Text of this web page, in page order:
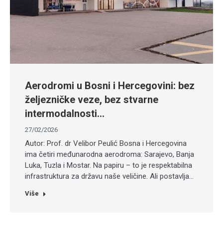
Aerodromi u Bosni i Hercegovini: bez
željezničke veze, bez stvarne
intermodalnosti…
27/02/2026
Autor: Prof. dr Velibor Peulić Bosna i Hercegovina
ima četiri međunarodna aerodroma: Sarajevo, Banja
Luka, Tuzla i Mostar. Na papiru – to je respektabilna
infrastruktura za državu naše veličine. Ali postavlja…
Više